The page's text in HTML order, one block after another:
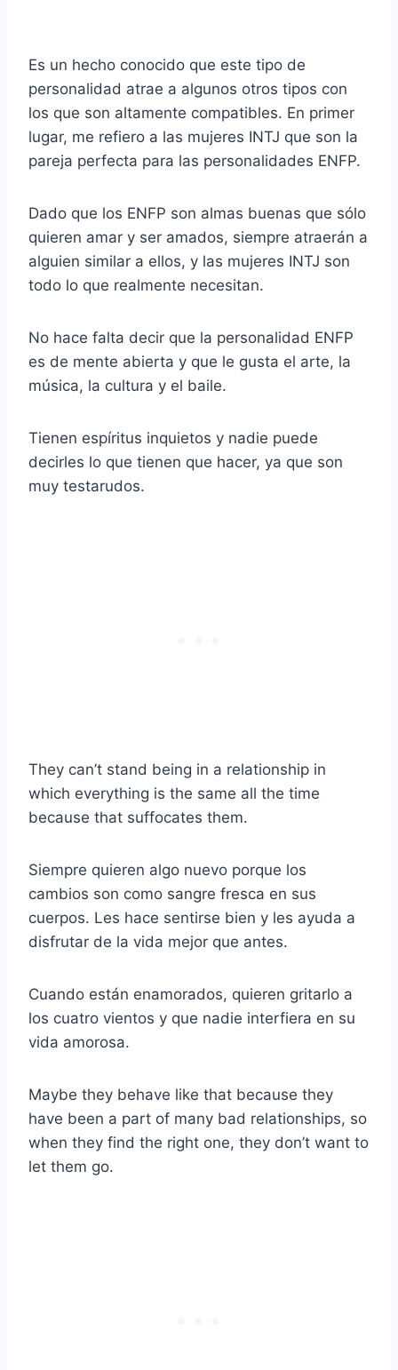
Es un hecho conocido que este tipo de
personalidad atrae a algunos otros tipos con
los que son altamente compatibles. En primer
lugar, me refiero a las mujeres INTJ que son la
pareja perfecta para las personalidades ENFP.
Dado que los ENFP son almas buenas que sólo
quieren amar y ser amados, siempre atraerán a
alguien similar a ellos, y las mujeres INTJ son
todo lo que realmente necesitan.
No hace falta decir que la personalidad ENFP
es de mente abierta y que le gusta el arte, la
música, la cultura y el baile.
Tienen espíritus inquietos y nadie puede
decirles lo que tienen que hacer, ya que son
muy testarudos.
They can’t stand being in a relationship in
which everything is the same all the time
because that suffocates them.
Siempre quieren algo nuevo porque los
cambios son como sangre fresca en sus
cuerpos. Les hace sentirse bien y les ayuda a
disfrutar de la vida mejor que antes.
Cuando están enamorados, quieren gritarlo a
los cuatro vientos y que nadie interfiera en su
vida amorosa.
Maybe they behave like that because they
have been a part of many bad relationships, so
when they find the right one, they don’t want to
let them go.